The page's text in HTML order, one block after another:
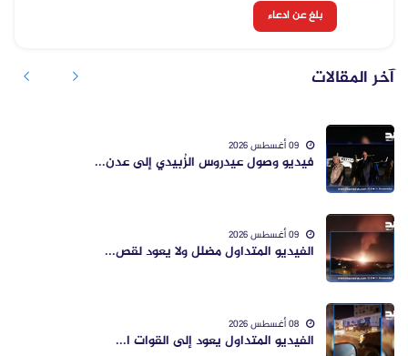
بلغ عن ادعاء
آخر المقالات
فيديو وصول عيدروس الزُبيدي إلى عدن...
الفيديو المتداول مضلل ولا يعود لقص...
الفيديو المتداول يعود إلى القوات ا...